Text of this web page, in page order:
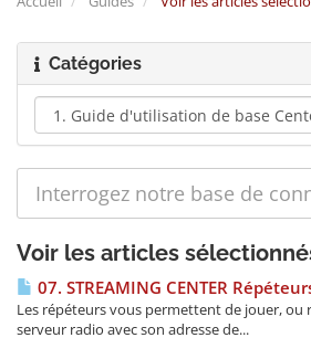
Catégories
Voir les articles
07. STREAMING CENTER
Les répéteurs vous permettent de jouer, ou
serveur radio avec son adresse de...